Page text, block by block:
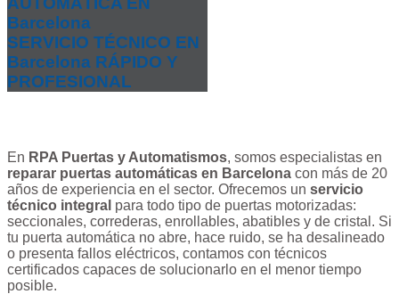
Barcelona
SERVICIO TÉCNICO EN
Barcelona RÁPIDO Y
PROFESIONAL
En RPA Puertas y Automatismos, somos especialistas en
reparar puertas automáticas en Barcelona con más de 20
años de experiencia en el sector. Ofrecemos un servicio
técnico integral para todo tipo de puertas motorizadas:
seccionales, correderas, enrollables, abatibles y de cristal. Si
tu puerta automática no abre, hace ruido, se ha desalineado
o presenta fallos eléctricos, contamos con técnicos
certificados capaces de solucionarlo en el menor tiempo
posible.